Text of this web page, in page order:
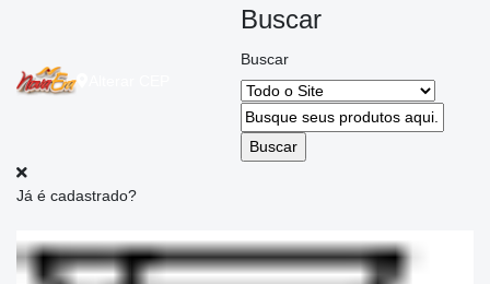
Buscar
Buscar
Já é cadastrado?